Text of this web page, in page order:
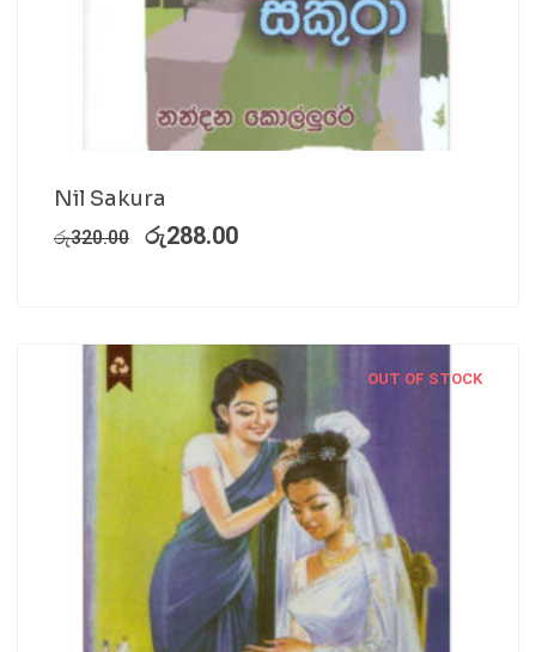
Nil Sakura
රු320.00 රු288.00
OUT OF STOCK